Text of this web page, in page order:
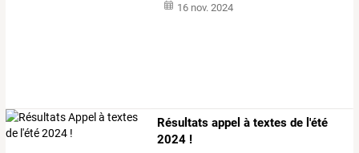
16 nov. 2024
Résultats appel à textes de l'été
2024 !